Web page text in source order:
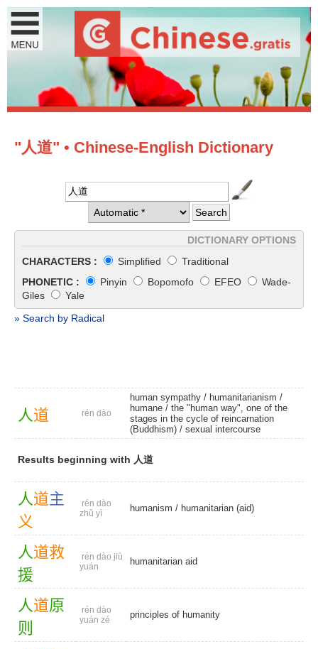
"人道" • Chinese-English Dictionary
DICTIONARY OPTIONS
CHARACTERS :
Simplified
Traditional
PHONETIC :
Pinyin Bopomofo EFEO
Wade-
Giles
Yale
» Search by Radical
人道 rén dào
human sympathy / humanitarianism /
humane / the "human way", one of the
stages in the cycle of reincarnation
(Buddhism) / sexual intercourse
Results beginning with 人道
人道主
义
rén dào
zhǔ yì
humanism / humanitarian (aid)
人道救
援
rén dào jiù
yuán
humanitarian aid
人道原
则
rén dào
yuán zé
principles of humanity